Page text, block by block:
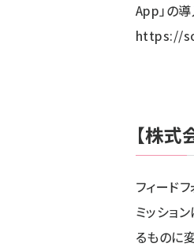
App」の
https://
【株
フィードフ
ミッショ
るものに